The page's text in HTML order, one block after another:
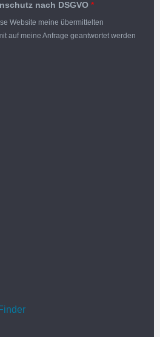
nach DSGVO *
Website meine übermittelten
auf meine Anfrage geantwortet werden